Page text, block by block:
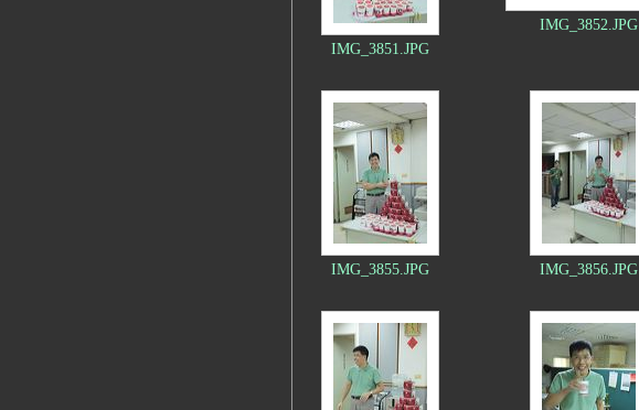
IMG_3851.JPG
IMG_3852.JPG
IMG_3855.JPG IMG_3856.JPG